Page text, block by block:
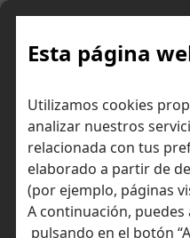
Esta página
Utilizamos cookies
analizar nuestros
relacionada con tus
elaborado a partir de
(por ejemplo, páginas
A continuación,
pulsando en el botón
Skip
Inicio Consejos para
Mobil: Destaca por su